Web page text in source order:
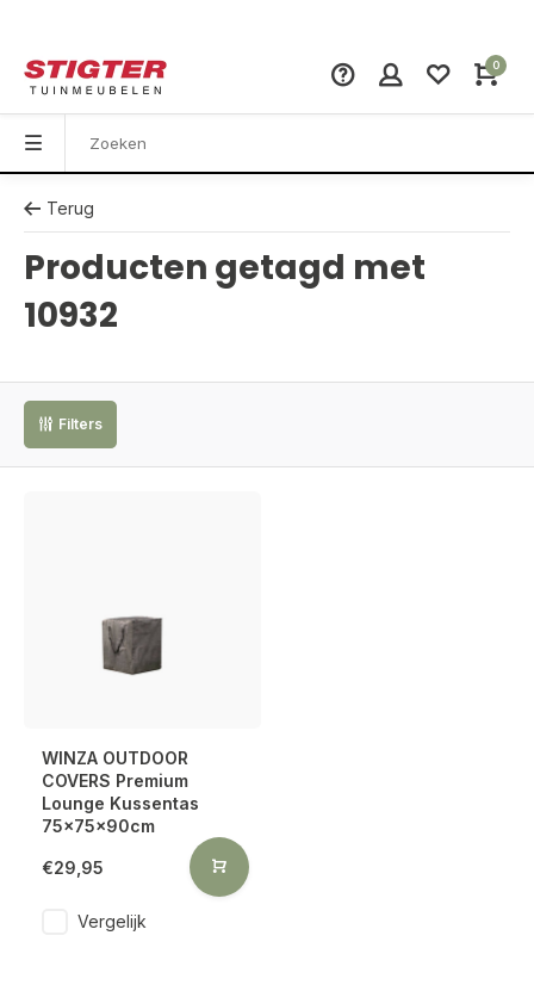
0
Terug
Producten getagd met
10932
Filters
WINZA OUTDOOR
COVERS Premium
Lounge Kussentas
75x75x90cm
€29,95
Vergelijk